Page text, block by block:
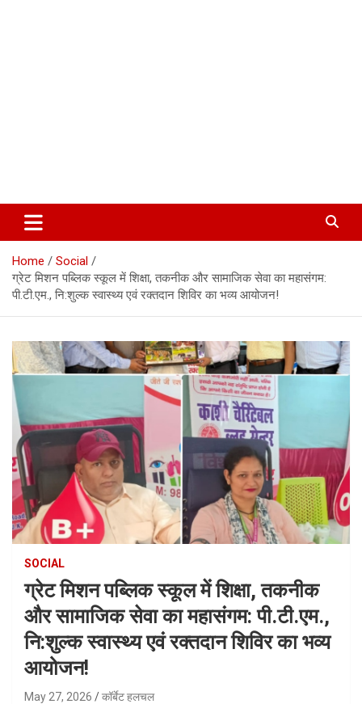
Corbett Halchal (कॉर्बेट हलचल)
Home
Social
ग्रेट मिशन पब्लिक स्कूल में शिक्षा, तकनीक और सामाजिक सेवा का महासंगम:
पी.टी.एम., नि:शुल्क स्वास्थ्य एवं रक्तदान शिविर का भव्य आयोजन!
SOCIAL
ग्रेट मिशन पब्लिक स्कूल में शिक्षा, तकनीक
और सामाजिक सेवा का महासंगम: पी.टी.एम.,
नि:शुल्क स्वास्थ्य एवं रक्तदान शिविर का भव्य
आयोजन!
May 27, 2026 कॉर्बेट हलचल